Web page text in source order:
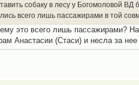
собаку в лесу у Богомоловой ВД
всего лишь пассажирами в той
это всего лишь пассажирами?
Анастасии (Стаси) и несла за нее